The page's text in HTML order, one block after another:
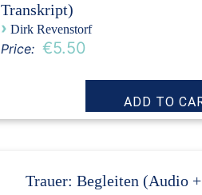
Transkript)
› Dirk Revenstorf
Price: €5.50
Trauer: Begleiten (Audio +